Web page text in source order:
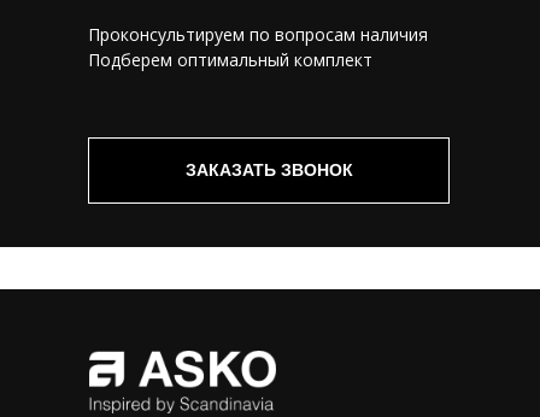
Проконсультируем по вопросам наличия
Подберем оптимальный комплект
ЗАКАЗАТЬ ЗВОНОК